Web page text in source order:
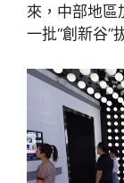
來，中部地區
一批“創新谷”